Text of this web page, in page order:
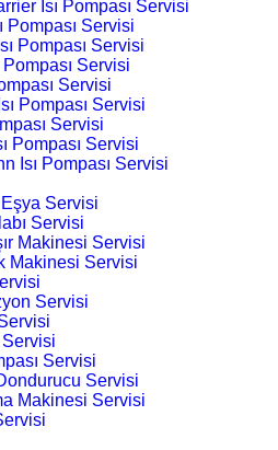
Isı Pompası Servisi
Pompası Servisi
Pompası Servisi
Pompası Servisi
Servisi
Pompası Servisi
Servisi
Pompası Servisi
Isı Pompası Servisi
Servisi
Servisi
Makinesi Servisi
Makinesi Servisi
Servisi
Servisi
Servisi
Makinesi Servisi